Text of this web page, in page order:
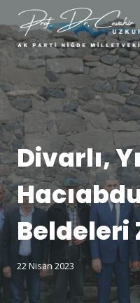
Divarlı,
Beldeleri
22 Nisan 2023